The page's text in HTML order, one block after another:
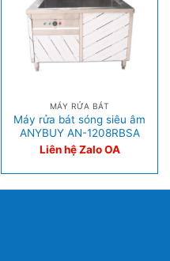
MÁY RỬA BÁT
Máy rửa bát sóng siêu âm
ANYBUY AN-1208RBSA
Liên hệ Zalo OA